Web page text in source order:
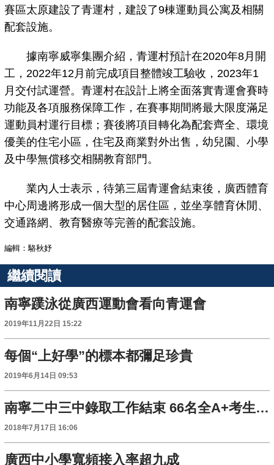
賽區太原建設了青運村，建設了9棟運動員公寓及相關
配套設施。
據南寧威寧集團介紹，青運村預計在2020年8月開
工，2022年12月前完成項目整體竣工驗收，2023年1
月交付試運營。青運村在設計上將全面落實青運會賽時
功能及各項服務保障工作，在賽事期間將最大限度滿足
運動員村運行目標；賽後將項目轉化為配套齊全、環境
優美的住宅小區，住宅及商業對外出售，幼兒園、小學
及中學無償移交相關教育部門。
業內人士表示，待第三屆青運會結束後，廣西體育
中心周邊將形成一個大型的居住區，並坐享體育休閒、
交通路網、教育醫療等完善的配套設施。
編輯：駱秋妤
繼續閱讀
南寧蹼泳從廣西運動會看向青運會
2019年11月22日 15:22
每個“上好學”的標本都彌足珍貴
2019年6月14日 09:53
南寧二中三中錄取工作結束 66名全A+考生選了三中
2018年7月17日 16:06
廣西中小學寬頻接入率超九成